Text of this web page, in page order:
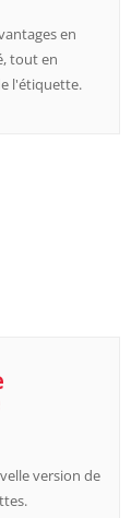
en
tout en
l'étiquette.
version de